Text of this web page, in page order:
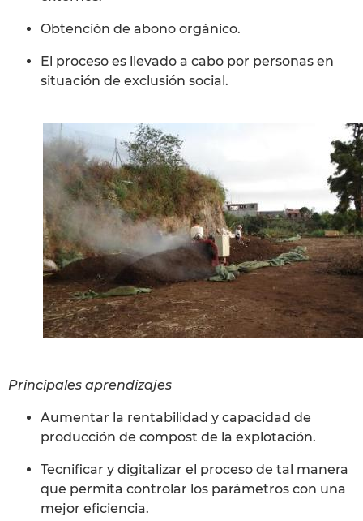
Obtención de abono orgánico.
El proceso es llevado a cabo por personas en
situación de exclusión social.
Principales aprendizajes
Aumentar la rentabilidad y capacidad de
producción de compost de la explotación.
Tecnificar y digitalizar el proceso de tal manera
que permita controlar los parámetros con una
mejor eficiencia.